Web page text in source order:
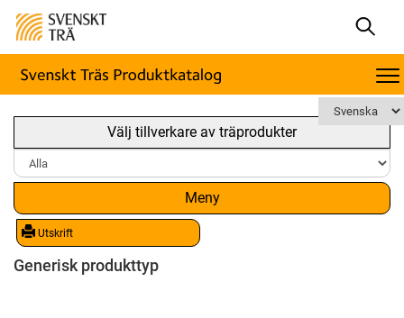
Välj tillverkare av träprodukter
Meny
Utskrift
Generisk produkttyp